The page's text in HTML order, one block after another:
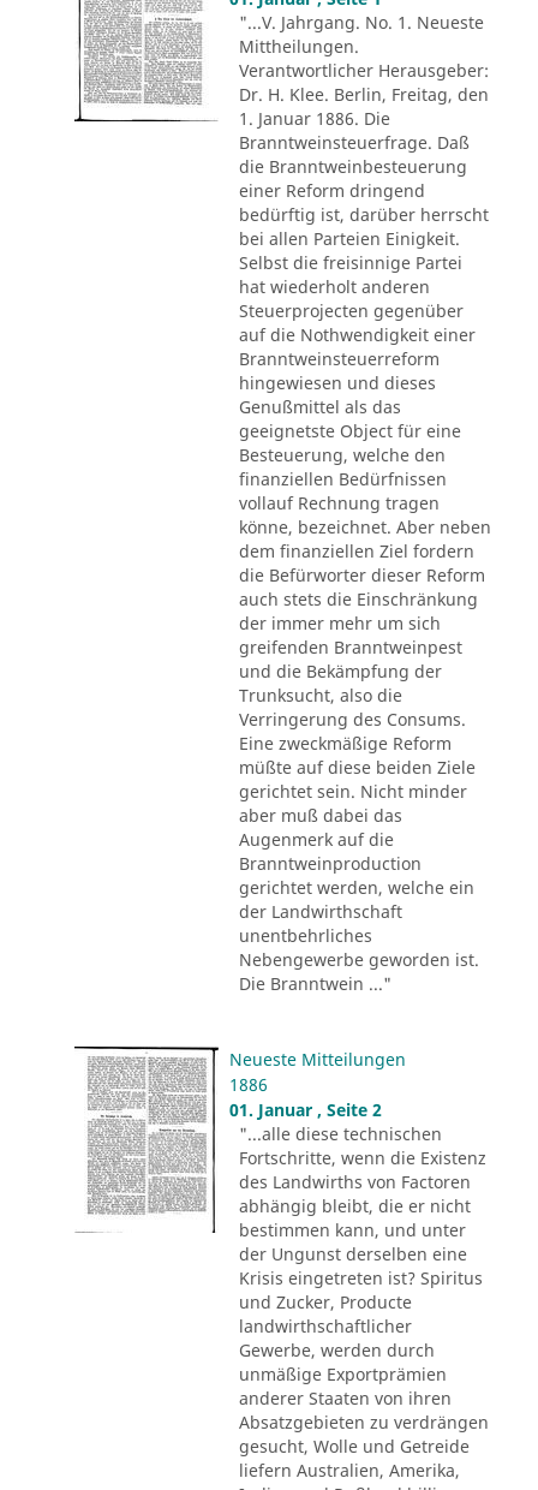
"...V. Jahrgang. No. 1. Neueste
Mittheilungen.
Verantwortlicher Herausgeber:
Dr. H. Klee. Berlin, Freitag, den
1. Januar 1886. Die
Branntweinsteuerfrage. Daß
die Branntweinbesteuerung
einer Reform dringend
bedürftig ist, darüber herrscht
bei allen Parteien Einigkeit.
Selbst die freisinnige Partei
hat wiederholt anderen
Steuerprojecten gegenüber
auf die Nothwendigkeit einer
Branntweinsteuerreform
hingewiesen und dieses
Genußmittel als das
geeignetste Object für eine
Besteuerung, welche den
finanziellen Bedürfnissen
vollauf Rechnung tragen
könne, bezeichnet. Aber neben
dem finanziellen Ziel fordern
die Befürworter dieser Reform
auch stets die Einschränkung
der immer mehr um sich
greifenden Branntweinpest
und die Bekämpfung der
Trunksucht, also die
Verringerung des Consums.
Eine zweckmäßige Reform
müßte auf diese beiden Ziele
gerichtet sein. Nicht minder
aber muß dabei das
Augenmerk auf die
Branntweinproduction
gerichtet werden, welche ein
der Landwirthschaft
unentbehrliches
Nebengewerbe geworden ist.
Die Branntwein ..."
Neueste Mitteilungen
1886
01. Januar , Seite 2
"...alle diese technischen
Fortschritte, wenn die Existenz
des Landwirths von Factoren
abhängig bleibt, die er nicht
bestimmen kann, und unter
der Ungunst derselben eine
Krisis eingetreten ist? Spiritus
und Zucker, Producte
landwirthschaftlicher
Gewerbe, werden durch
unmäßige Exportprämien
anderer Staaten von ihren
Absatzgebieten zu verdrängen
gesucht, Wolle und Getreide
liefern Australien, Amerika,